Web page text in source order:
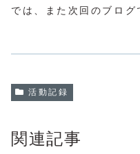
では、また次回のブログ
活動記録
関連記事